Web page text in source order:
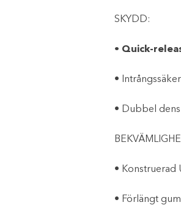
SKYDD:
• Quick-
•
• Dubbel
• Konstruerad
• Förlängt